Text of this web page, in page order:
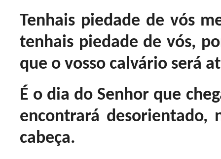
Tenhais piedade de vós
tenhais piedade de vós,
que o vosso calvário será
É o dia do Senhor que
encontrará desorientado,
cabeça.